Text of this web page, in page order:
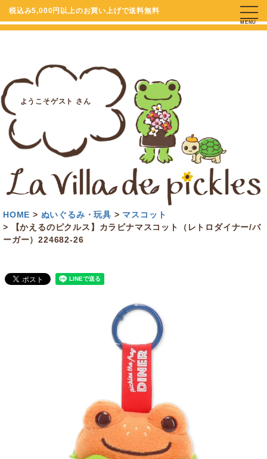
税込み5,000円以上のお買い上げで送料無料
ようこそゲスト さん
MENU
HOME ぬいぐるみ・玩具
マスコット
【かえるのピクルス】カラビナマスコット（レトロダイナー/バ
ーガー）224682-26